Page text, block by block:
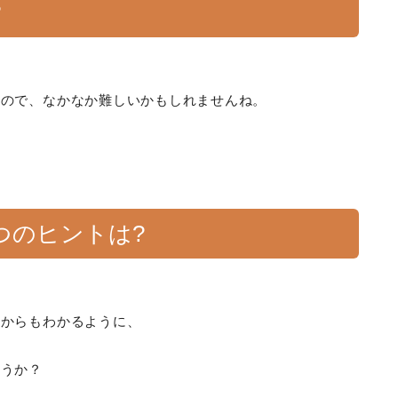
で、なかなか難しいかもしれませんね。
のヒントは?
らもわかるように、
か？